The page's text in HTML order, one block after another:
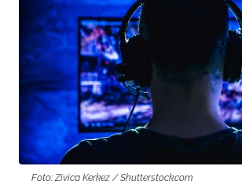
Foto: Zivica Kerkez / Shutterstock.com